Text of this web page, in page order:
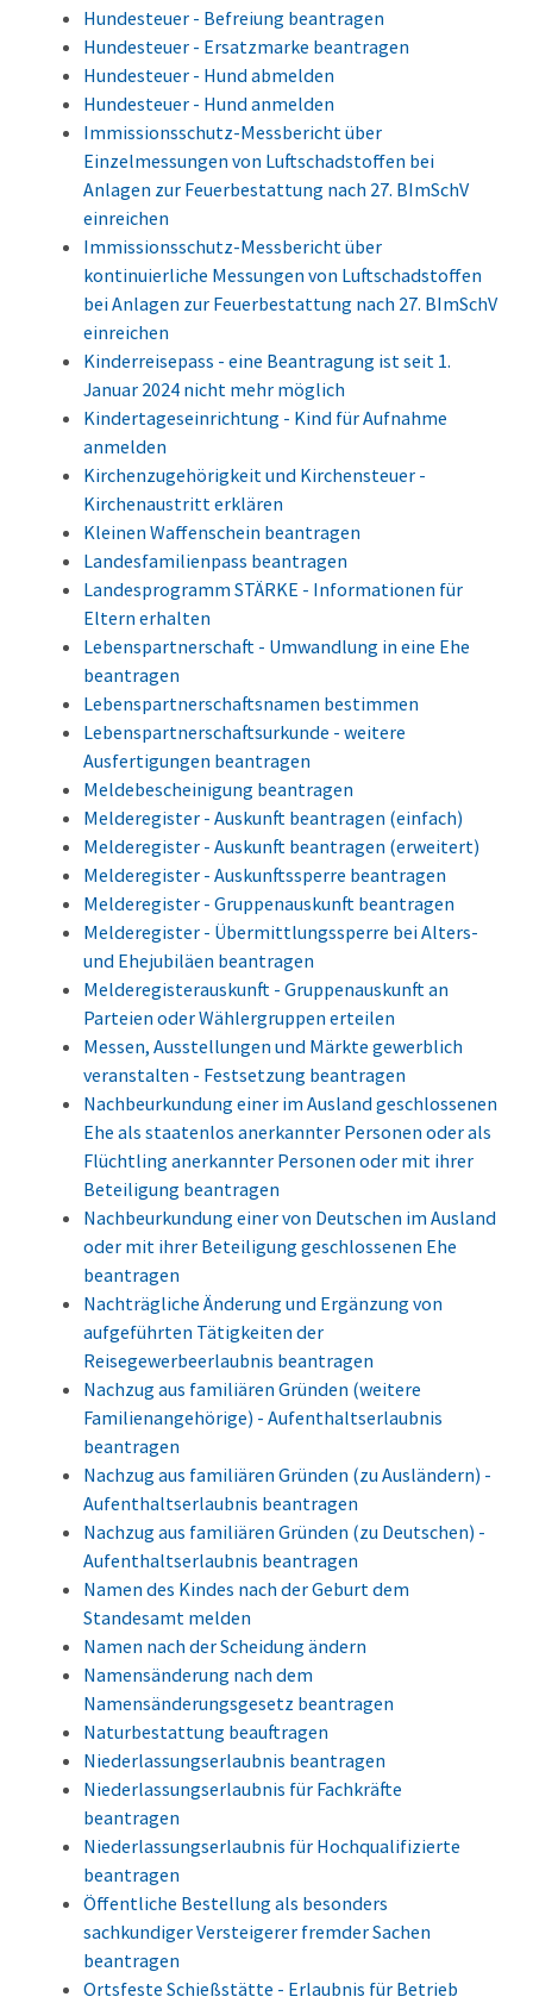
Hundesteuer - Befreiung beantragen
Hundesteuer - Ersatzmarke beantragen
Hundesteuer - Hund abmelden
Hundesteuer - Hund anmelden
Immissionsschutz-Messbericht über
Einzelmessungen von Luftschadstoffen bei
Anlagen zur Feuerbestattung nach 27. BImSchV
einreichen
Immissionsschutz-Messbericht über
kontinuierliche Messungen von Luftschadstoffen
bei Anlagen zur Feuerbestattung nach 27. BImSchV
einreichen
Kinderreisepass - eine Beantragung ist seit 1.
Januar 2024 nicht mehr möglich
Kindertageseinrichtung - Kind für Aufnahme
anmelden
Kirchenzugehörigkeit und Kirchensteuer -
Kirchenaustritt erklären
Kleinen Waffenschein beantragen
Landesfamilienpass beantragen
Landesprogramm STÄRKE - Informationen für
Eltern erhalten
Lebenspartnerschaft - Umwandlung in eine Ehe
beantragen
Lebenspartnerschaftsnamen bestimmen
Lebenspartnerschaftsurkunde - weitere
Ausfertigungen beantragen
Meldebescheinigung beantragen
Melderegister - Auskunft beantragen (einfach)
Melderegister - Auskunft beantragen (erweitert)
Melderegister - Auskunftssperre beantragen
Melderegister - Gruppenauskunft beantragen
Melderegister - Übermittlungssperre bei Alters-
und Ehejubiläen beantragen
Melderegisterauskunft - Gruppenauskunft an
Parteien oder Wählergruppen erteilen
Messen, Ausstellungen und Märkte gewerblich
veranstalten - Festsetzung beantragen
Nachbeurkundung einer im Ausland geschlossenen
Ehe als staatenlos anerkannter Personen oder als
Flüchtling anerkannter Personen oder mit ihrer
Beteiligung beantragen
Nachbeurkundung einer von Deutschen im Ausland
oder mit ihrer Beteiligung geschlossenen Ehe
beantragen
Nachträgliche Änderung und Ergänzung von
aufgeführten Tätigkeiten der
Reisegewerbeerlaubnis beantragen
Nachzug aus familiären Gründen (weitere
Familienangehörige) - Aufenthaltserlaubnis
beantragen
Nachzug aus familiären Gründen (zu Ausländern) -
Aufenthaltserlaubnis beantragen
Nachzug aus familiären Gründen (zu Deutschen) -
Aufenthaltserlaubnis beantragen
Namen des Kindes nach der Geburt dem
Standesamt melden
Namen nach der Scheidung ändern
Namensänderung nach dem
Namensänderungsgesetz beantragen
Naturbestattung beauftragen
Niederlassungserlaubnis beantragen
Niederlassungserlaubnis für Fachkräfte
beantragen
Niederlassungserlaubnis für Hochqualifizierte
beantragen
Öffentliche Bestellung als besonders
sachkundiger Versteigerer fremder Sachen
beantragen
Ortsfeste Schießstätte - Erlaubnis für Betrieb